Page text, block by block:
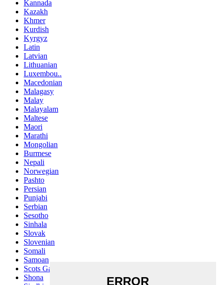
Kannada
Kazakh
Khmer
Kurdish
Kyrgyz
Latin
Latvian
Lithuanian
Luxembou..
Macedonian
Malagasy
Malay
Malayalam
Maltese
Maori
Marathi
Mongolian
Burmese
Nepali
Norwegian
Pashto
Persian
Punjabi
Serbian
Sesotho
Sinhala
Slovak
Slovenian
Somali
Samoan
Scots Gaelic
Shona